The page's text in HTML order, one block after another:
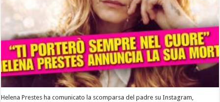
Helena Prestes ha comunicato la scomparsa del padre su Instagram,